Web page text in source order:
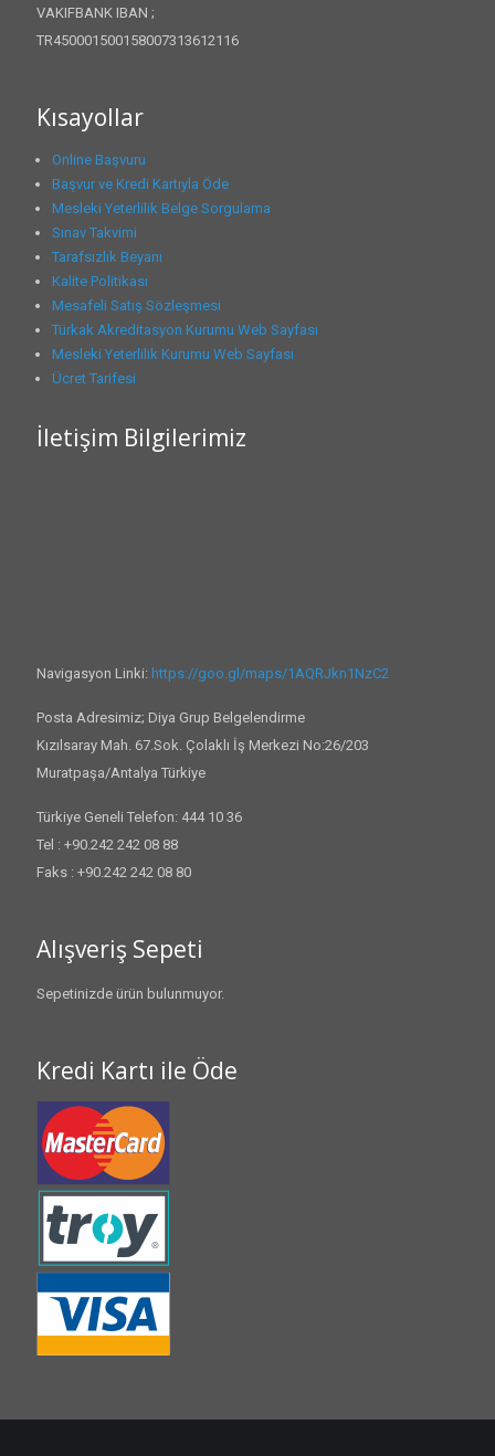
VAKIFBANK IBAN ;
TR450001500158007313612116
Kısayollar
Online Başvuru
Başvur ve Kredi Kartıyla Öde
Mesleki Yeterlilik Belge Sorgulama
Sınav Takvimi
Tarafsızlık Beyanı
Kalite Politikası
Mesafeli Satış Sözleşmesi
Türkak Akreditasyon Kurumu Web Sayfası
Mesleki Yeterlilik Kurumu Web Sayfası
Ücret Tarifesi
İletişim Bilgilerimiz
Navigasyon Linki: https://goo.gl/maps/1AQRJkn1NzC2
Posta Adresimiz; Diya Grup Belgelendirme
Kızılsaray Mah. 67.Sok. Çolaklı İş Merkezi No:26/203
Muratpaşa/Antalya Türkiye
Türkiye Geneli Telefon: 444 10 36
Tel : +90.242 242 08 88
Faks : +90.242 242 08 80
Alışveriş Sepeti
Sepetinizde ürün bulunmuyor.
Kredi Kartı ile Öde